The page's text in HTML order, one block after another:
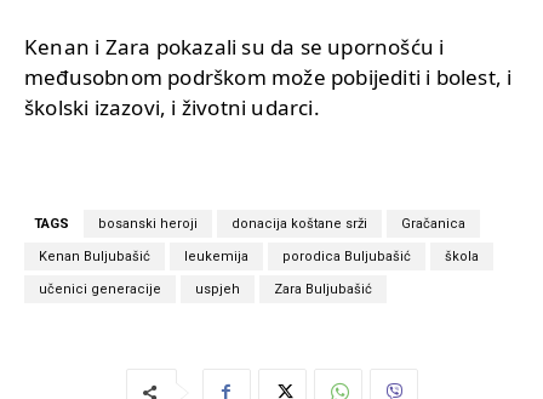
Kenan i Zara pokazali su da se upornošću i
međusobnom podrškom može pobijediti i bolest, i
školski izazovi, i životni udarci.
TAGS bosanski heroji donacija koštane srži Gračanica
Kenan Buljubašić leukemija porodica Buljubašić škola
učenici generacije uspjeh Zara Buljubašić